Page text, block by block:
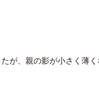
が、親の影が小さく薄